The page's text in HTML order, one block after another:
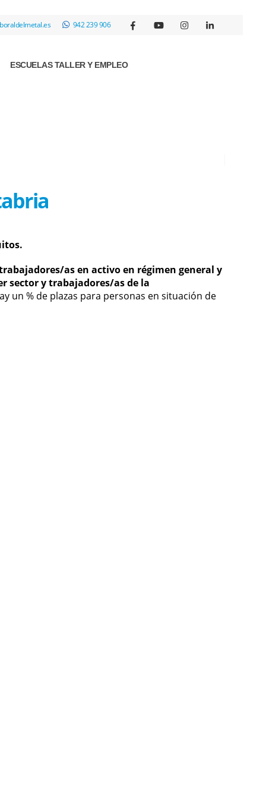
942 239 906
ESCUELAS TALLER Y EMPLEO
as en activo en régimen general y
sector y trabajadores/as de la
un % de plazas para personas en situación de